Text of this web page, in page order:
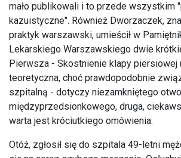
mało publikowali i to przede wszystkim
kazuistyczne". Również Dworzaczek,
praktyk warszawski, umieścił w
Lekarskiego Warszawskiego dwie
Pierwsza - Skostnienie klapy piersiowej
teoretyczna, choć prawdopodobnie
szpitalną - dotyczy niezamkniętego
międzyprzedsionkowego, druga,
warta jest króciutkiego omówienia.
Otóż, zgłosił się do szpitala 49-letni